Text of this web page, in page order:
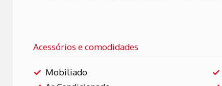
Acessórios e comodidades
Mobiliado